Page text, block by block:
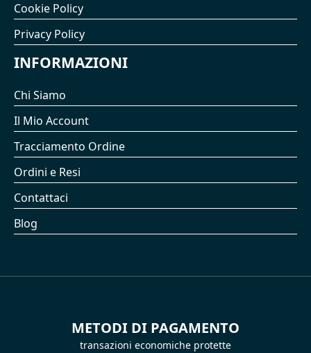
Cookie Policy
Privacy Policy
INFORMAZIONI
Chi Siamo
Il Mio Account
Tracciamento Ordine
Ordini e Resi
Contattaci
Blog
METODI DI PAGAMENTO
transazioni economiche protette